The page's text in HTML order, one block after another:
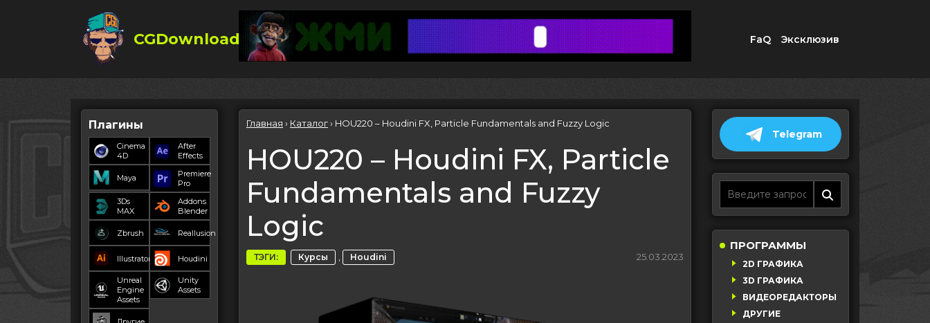
CGDownload FaQ Эксклюзив
Плагины
Cinema
4D
After
Effects
Maya
Premiere
Pro
3Ds
MAX
Addons
Blender
Zbrush Reallusion
Illustrator Houdini
Unreal
Engine
Assets
Unity
Assets
Главная › Каталог› HOU220 – Houdini FX, Particle Fundamentals and Fuzzy Logic
HOU220 – Houdini FX, Particle
Fundamentals and Fuzzy
Logic
ТЭГИ: Курсы , Houdini 25.03.2023
Telegram
ПРОГРАММЫ
2D ГРАФИКА
3D ГРАФИКА
ВИДЕОРЕДАКТОРЫ
ДРУГИЕ